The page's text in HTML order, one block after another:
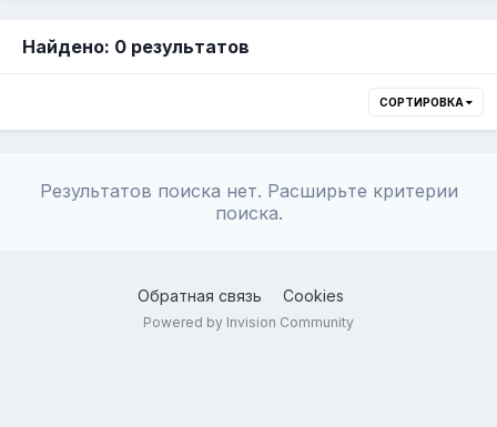
Найдено: 0 результатов
СОРТИРОВКА
Результатов поиска нет. Расширьте критерии
поиска.
Обратная связь Cookies
Powered by Invision Community